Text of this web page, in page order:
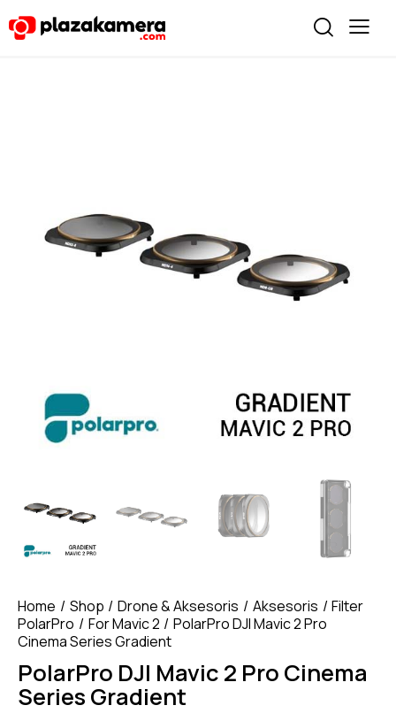
Home Shop Drone & Aksesoris Aksesoris
Filter
PolarPro
For Mavic 2
PolarPro DJI Mavic 2 Pro
Cinema Series Gradient
PolarPro DJI Mavic 2 Pro Cinema
Series Gradient